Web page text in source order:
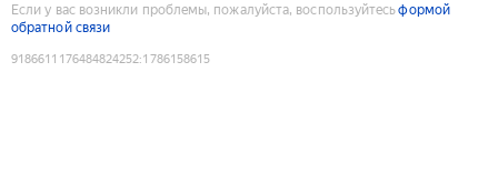
Если у вас возникли проблемы, пожалуйста, воспользуйтесьформой
обратной связи
9186611176484824252:1786158615